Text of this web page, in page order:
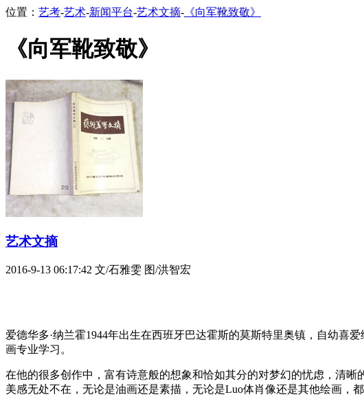
位置： 艺考-艺术-新闻平台-艺术文摘- 《向军靴致敬》
《向军靴致敬》
艺术文摘
2016-9-13 06:17:42 文/石雅雯 图/洪智宏
爱德华多·纳兰霍1944年出生在西班牙巴达霍斯的莫斯特里奥镇，自幼喜
画专业学习。
在他的很多创作中，富有诗意般的想象和恰如其分的对梦幻的忧虑，清
美感无处不在，无论是油画还是素描，无论是Luo体肖像还是其他绘画，